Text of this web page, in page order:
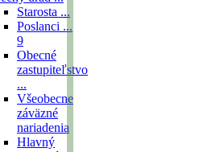
Starosta ...
Poslanci ...
9
Obecné
zastupiteľstvo
...
Všeobecne
záväzné
nariadenia
Hlavný